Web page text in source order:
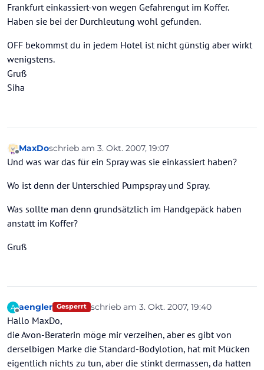
Frankfurt einkassiert-von wegen Gefahrengut im Koffer.
Haben sie bei der Durchleutung wohl gefunden.
OFF bekommst du in jedem Hotel ist nicht günstig aber wirkt
wenigstens.
Gruß
Siha
Offline
MaxDoschrieb am 3. Okt. 2007, 19:07
zuletzt editiert von
Und was war das für ein Spray was sie einkassiert haben?
Wo ist denn der Unterschied Pumpspray und Spray.
Was sollte man denn grundsätzlich im Handgepäck haben
anstatt im Koffer?
Gruß
A
Offline
aengler Gesperrt schrieb am 3. Okt. 2007, 19:40
zuletzt editiert von
Hallo MaxDo,
die Avon-Beraterin möge mir verzeihen, aber es gibt von
derselbigen Marke die Standard-Bodylotion, hat mit Mücken
eigentlich nichts zu tun, aber die stinkt dermassen, da hatten